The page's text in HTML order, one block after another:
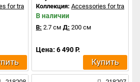
for tracks ExilityКоллекция: Accessories for tracks
В наличии
В: 2.7 см Д: 200 см
Цена: 6 490 Р.
Купить